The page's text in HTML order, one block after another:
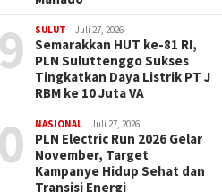
SULUT Juli 27, 2026
Semarakkan HUT ke-81 RI,
PLN Suluttenggo Sukses
Tingkatkan Daya Listrik PT J
RBM ke 10 Juta VA
NASIONAL Juli 27, 2026
PLN Electric Run 2026 Gelar
November, Target
Kampanye Hidup Sehat dan
Transisi Energi